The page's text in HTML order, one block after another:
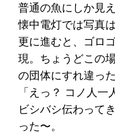
普通の魚にしか見
懐中電灯では写真
更に進むと、ゴロ
現。ちょうどこの
の団体にすれ違った
「えっ？ コノ人
ビシバシ伝わって
った〜。